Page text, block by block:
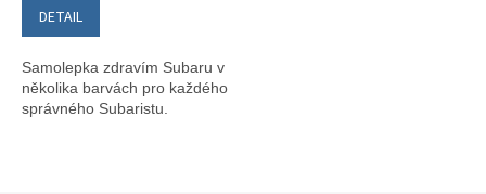
DETAIL
Samolepka zdravím Subaru v
několika barvách pro každého
správného Subaristu.